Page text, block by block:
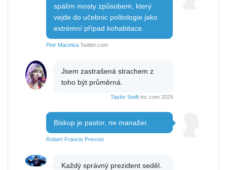
spálím mosty způsobem, který
vejde do učebnic politologie jako
extrémní případ kohabitace.
Petr Macinka Twitter.com
Jsem zastrašená strachem z
toho být průměrná.
Taylor Swift inc.com 2025
Biskup je pastor, ne manažer.
Robert Francis Prevost
Každý správný prezident seděl.